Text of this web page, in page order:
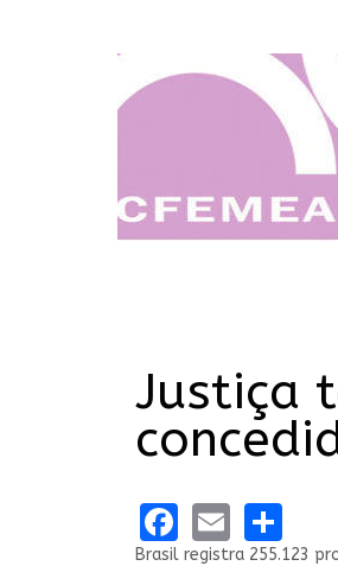
Justiça
Facebook
Email
Brasil registra 255.123